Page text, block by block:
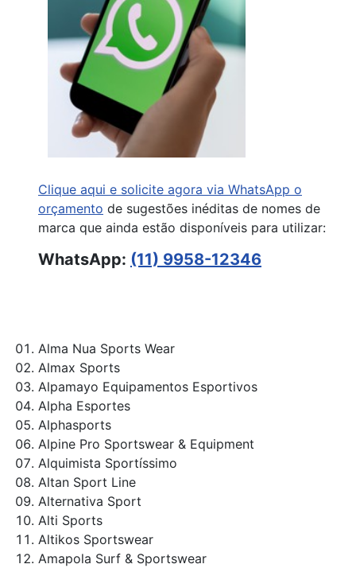
Clique aqui e solicite agora via WhatsApp o
orçamento de sugestões inéditas de nomes de
marca que ainda estão disponíveis para utilizar:
WhatsApp: (11) 9958-12346
Alma Nua Sports Wear
Almax Sports
Alpamayo Equipamentos Esportivos
Alpha Esportes
Alphasports
Alpine Pro Sportswear & Equipment
Alquimista Sportíssimo
Altan Sport Line
Alternativa Sport
Alti Sports
Altikos Sportswear
Amapola Surf & Sportswear